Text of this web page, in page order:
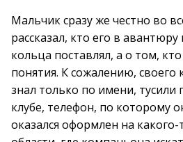
Мальчик сразу же честно во
рассказал, кто его в
кольца поставлял, а о том,
понятия. К сожалению,
знал только по имени, тусили
клубе, телефон, по которому
оказался оформлен на